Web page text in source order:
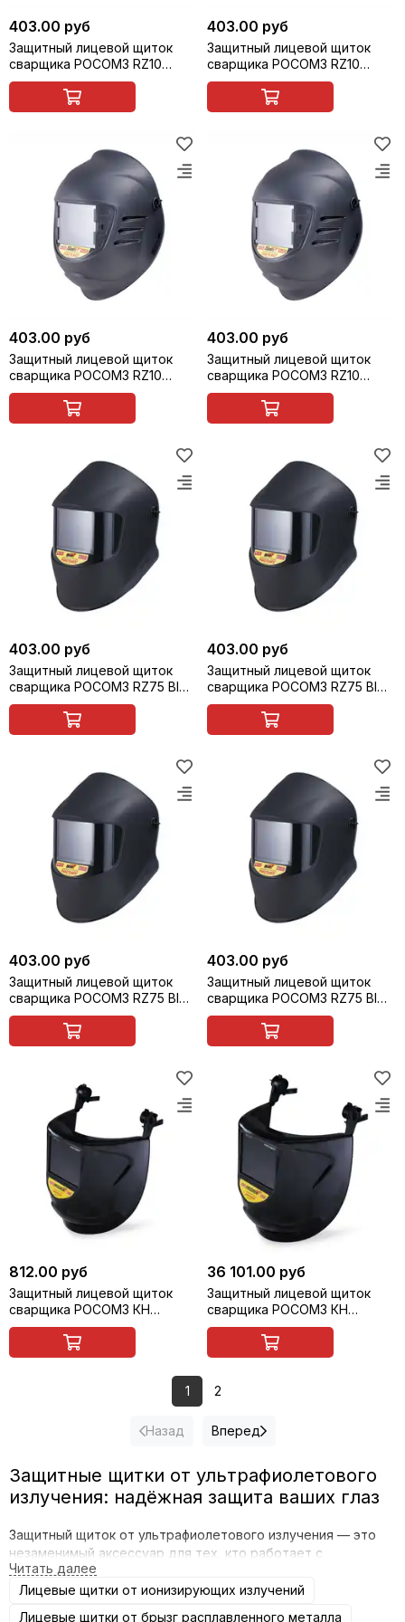
403.00 руб
Защитный лицевой щиток
сварщика РОСОМЗ RZ10
FavoriT ZEN (11) (маска
сварщика), арт. 55165
403.00 руб
Защитный лицевой щиток
сварщика РОСОМЗ RZ10
FavoriT ZEN (12) (маска
сварщика), арт. 55166
403.00 руб
Защитный лицевой щиток
сварщика РОСОМЗ RZ10
FavoriT ZEN (13) (маска
сварщика), арт. 55167
403.00 руб
Защитный лицевой щиток
сварщика РОСОМЗ RZ10
FavoriT ZEN (14) (маска
сварщика), арт. 55168
403.00 руб
Защитный лицевой щиток
сварщика РОСОМЗ RZ75 BIOT
ZEN (9) (маска сварщика),
арт. 57363
403.00 руб
Защитный лицевой щиток
сварщика РОСОМЗ RZ75 BIOT
ZEN (11) (маска сварщика),
арт. 57365
403.00 руб
Защитный лицевой щиток
сварщика РОСОМЗ RZ75 BIOT
ZEN (12) (маска сварщика),
арт. 57366
403.00 руб
Защитный лицевой щиток
сварщика РОСОМЗ RZ75 BIOT
ZEN (14) (маска сварщика),
арт. 57368
812.00 руб
Защитный лицевой щиток
сварщика РОСОМЗ КН
PRESIDENT (11) (маска
сварщика) с креплением на
каске, арт. 05865
36 101.00 руб
Защитный лицевой щиток
сварщика РОСОМЗ КН
PRESIDENT CRYSTALINE
Арктика (маска сварщика) с
креплением на каске
Назад
1 2
Вперед
Защитные щитки от ультрафиолетового
излучения: надёжная защита ваших глаз
Защитный щиток от ультрафиолетового излучения — это
незаменимый аксессуар для тех, кто работает с
источниками УФ-излучения или проводит время на солнце.
Он помогает предотвратить повреждение глаз и
Лицевые щитки от ионизирующих излучений
Лицевые щитки от брызг расплавленного металла